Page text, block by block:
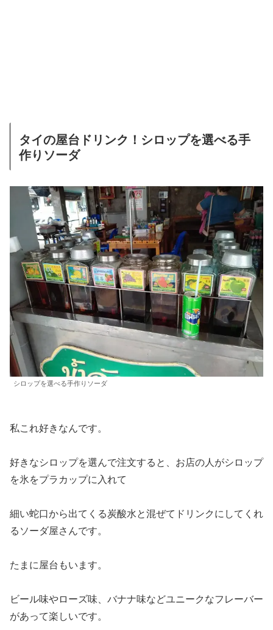
タイの屋台ドリンク！シロップを選べる手
作りソーダ
シロップを選べる手作りソーダ
私これ好きなんです。
好きなシロップを選んで注文すると、お店の人がシロップ
を氷をプラカップに入れて
細い蛇口から出てくる炭酸水と混ぜてドリンクにしてくれ
るソーダ屋さんです。
たまに屋台もいます。
ビール味やローズ味、バナナ味などユニークなフレーバー
があって楽しいです。